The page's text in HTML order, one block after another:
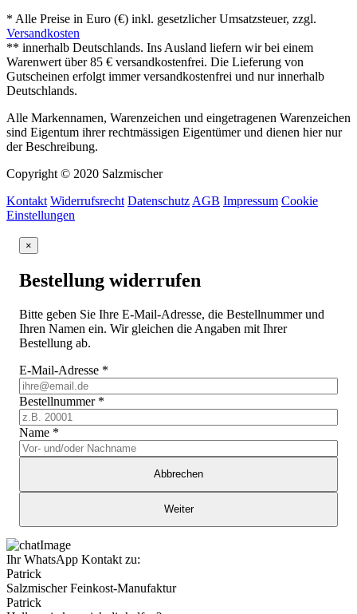
* Alle Preise in Euro (€) inkl. gesetzlicher Umsatzsteuer, zzgl.
Versandkosten
** innerhalb Deutschlands. Ins Ausland liefern wir bei einem
Warenwert über 85 € versandkostenfrei. Die Lieferung von
Gutscheinen erfolgt immer versandkostenfrei und nur innerhalb
Deutschlands.
Alle Markennamen, Warenzeichen und eingetragenen Warenzeichen
sind Eigentum ihrer rechtmässigen Eigentümer und dienen hier nur
der Beschreibung.
Copyright © 2020 Salzmischer
Kontakt Widerrufsrecht Datenschutz AGB Impressum Cookie
Einstellungen
×
Bestellung widerrufen
Bitte geben Sie Ihre E-Mail-Adresse, die Bestellnummer und
Ihren Namen ein. Wir gleichen die Angaben mit Ihrer
Bestellung ab.
E-Mail-Adresse *
Bestellnummer *
Name *
Abbrechen
Weiter
Ihr WhatsApp Kontakt zu:
Patrick
Salzmischer Feinkost-Manufaktur
Patrick